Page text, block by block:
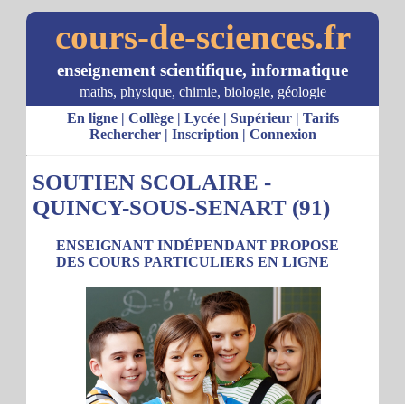
cours-de-sciences.fr
enseignement scientifique, informatique
maths, physique, chimie, biologie, géologie
En ligne| Collège| Lycée| Supérieur| Tarifs
Rechercher| Inscription | Connexion
SOUTIEN SCOLAIRE -
QUINCY-SOUS-SENART (91)
ENSEIGNANT INDÉPENDANT PROPOSE
DES COURS PARTICULIERS EN LIGNE